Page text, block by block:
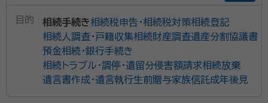
目的 相続手続き相続税申告・相続税対策相続登記
相続人調査・戸籍収集相続財産調査遺産分割協議書
預金相続・銀行手続き
相続トラブル・調停・遺留分侵害額請求相続放棄
遺言書作成・遺言執行生前贈与家族信託成年後見